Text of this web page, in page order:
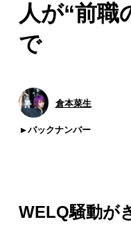
人が“前職
で
倉本菜生
バックナンバー
WELQ騒動が